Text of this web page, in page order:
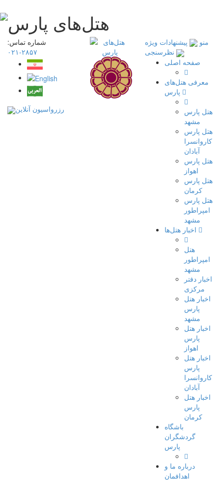
منو
پیشنهادات ویژه
نظرسنجی
صفحه اصلی
معرفی هتل‌های
هتل پارس
مشهد
هتل پارس
کاروانسرا
آبادان
هتل پارس
اهواز
هتل پارس
کرمان
هتل پارس
امپراطور
مشهد
هتل
امپراطور
مشهد
اخبار دفتر
مرکزی
اخبار هتل
پارس
مشهد
اخبار هتل
پارس
اهواز
اخبار هتل
پارس
کاروانسرا
آبادان
اخبار هتل
پارس
کرمان
باشگاه
گردشگران
پارس
درباره ما و
اهدافمان
شماره تماس:
۲۸۵۷-۰۲۱
رزرواسیون آنلاین